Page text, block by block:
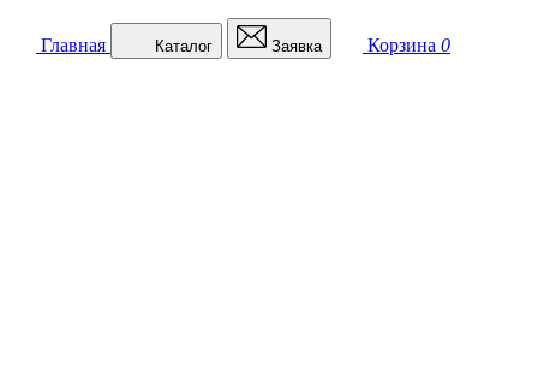
Главная Каталог Заявка Корзина 0